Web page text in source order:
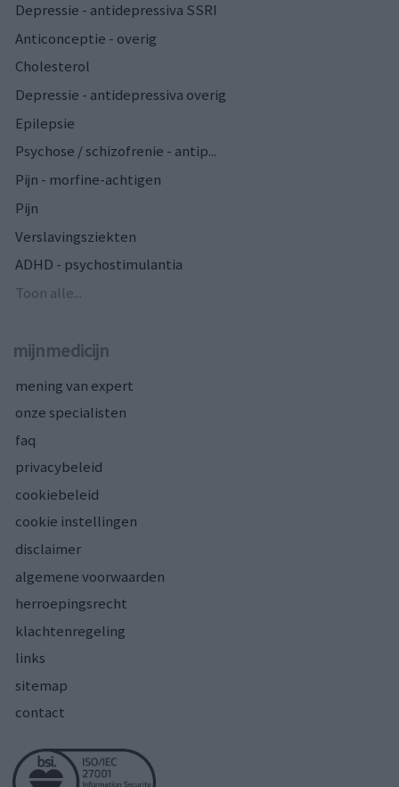
Depressie - antidepressiva SSRI
Anticonceptie - overig
Cholesterol
Depressie - antidepressiva overig
Epilepsie
Psychose / schizofrenie - antip...
Pijn - morfine-achtigen
Pijn
Verslavingsziekten
ADHD - psychostimulantia
Toon alle...
mijnmedicijn
mening van expert
onze specialisten
faq
privacybeleid
cookiebeleid
cookie instellingen
disclaimer
algemene voorwaarden
herroepingsrecht
klachtenregeling
links
sitemap
contact